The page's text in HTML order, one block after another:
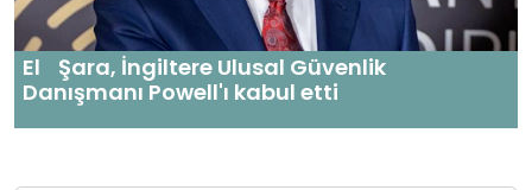
El Şara, İngiltere Ulusal Güvenlik
Danışmanı Powell'ı kabul etti